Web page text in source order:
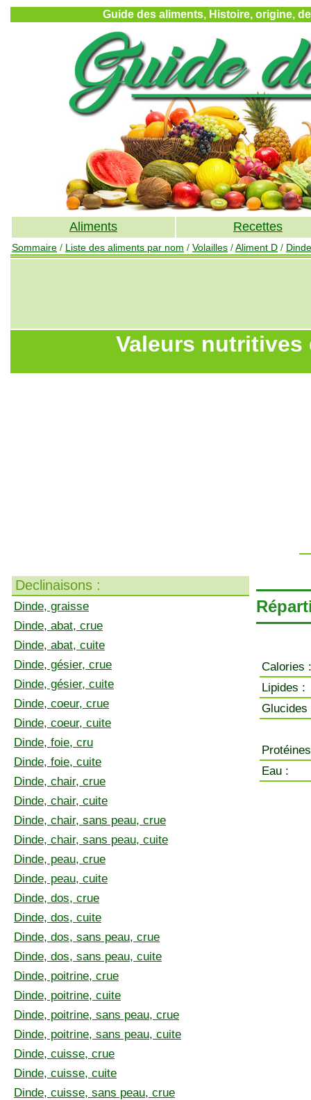
Guide des aliments, Histoire, origine,
Aliments Recettes
Sommaire / Liste des aliments par nom / Volailles /Aliment D / Dinde
Valeurs nutritives
Declinaisons :
Dinde, graisse
Dinde, abat, crue
Dinde, abat, cuite
Dinde, gésier, crue
Dinde, gésier, cuite
Dinde, coeur, crue
Dinde, coeur, cuite
Dinde, foie, cru
Dinde, foie, cuite
Dinde, chair, crue
Dinde, chair, cuite
Dinde, chair, sans peau, crue
Dinde, chair, sans peau, cuite
Dinde, peau, crue
Dinde, peau, cuite
Dinde, dos, crue
Dinde, dos, cuite
Dinde, dos, sans peau, crue
Dinde, dos, sans peau, cuite
Dinde, poitrine, crue
Dinde, poitrine, cuite
Dinde, poitrine, sans peau, crue
Dinde, poitrine, sans peau, cuite
Dinde, cuisse, crue
Dinde, cuisse, cuite
Dinde, cuisse, sans peau, crue
Calories :
Lipides :
Glucides
Eau :